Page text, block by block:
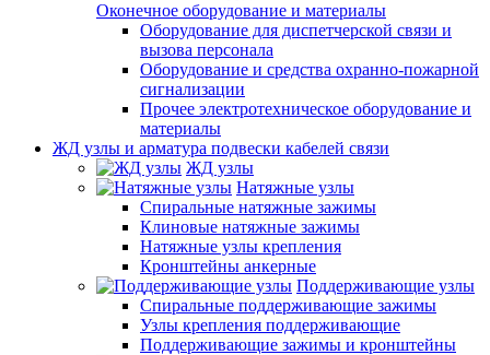
Оконечное оборудование и материалы
Оборудование для диспетчерской связи и
вызова персонала
Оборудование и средства охранно-пожарной
сигнализации
Прочее электротехническое оборудование и
материалы
ЖД узлы и арматура подвески кабелей связи
ЖД узлы
Натяжные узлы
Спиральные натяжные зажимы
Клиновые натяжные зажимы
Натяжные узлы крепления
Кронштейны анкерные
Поддерживающие узлы
Спиральные поддерживающие зажимы
Узлы крепления поддерживающие
Поддерживающие зажимы и кронштейны